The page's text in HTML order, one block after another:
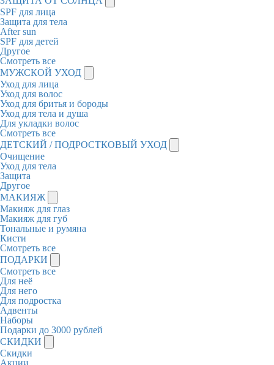
SPF для лица
Защита для тела
After sun
SPF для детей
Другое
Смотреть все
МУЖСКОЙ УХОД
Уход для лица
Уход для волос
Уход для бритья и бороды
Уход для тела и душа
Для укладки волос
Смотреть все
ДЕТСКИЙ / ПОДРОСТКОВЫЙ УХОД
Очищение
Уход для тела
Защита
Другое
МАКИЯЖ
Макияж для глаз
Макияж для губ
Тональные и румяна
Кисти
Смотреть все
ПОДАРКИ
Смотреть все
Для неё
Для него
Для подростка
Адвенты
Наборы
Подарки до 3000 рублей
СКИДКИ
Скидки